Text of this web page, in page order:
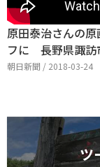
原田泰治さんの
フに 長野県諏訪
朝日新聞 / 2018-03-24
ツ